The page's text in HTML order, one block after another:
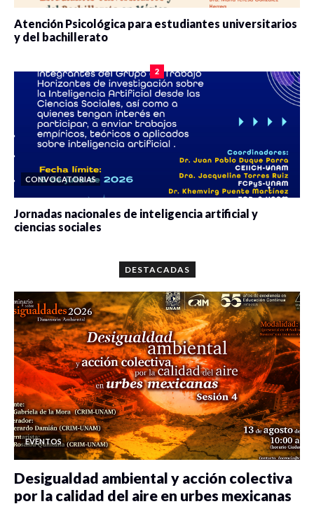
Atención Psicológica para estudiantes universitarios
y del bachillerato
2
CONVOCATORIAS
Jornadas nacionales de inteligencia artificial y
ciencias sociales
DESTACADAS
EVENTOS
Desigualdad ambiental y acción colectiva
por la calidad del aire en urbes mexicanas